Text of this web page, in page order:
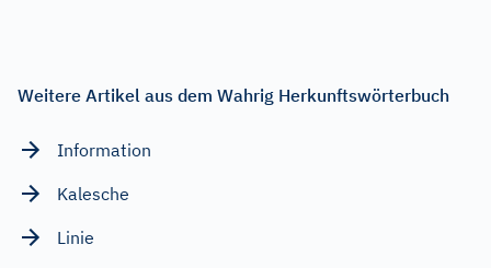
Weitere Artikel aus dem Wahrig Herkunftswörterbuch
Information
Kalesche
Linie